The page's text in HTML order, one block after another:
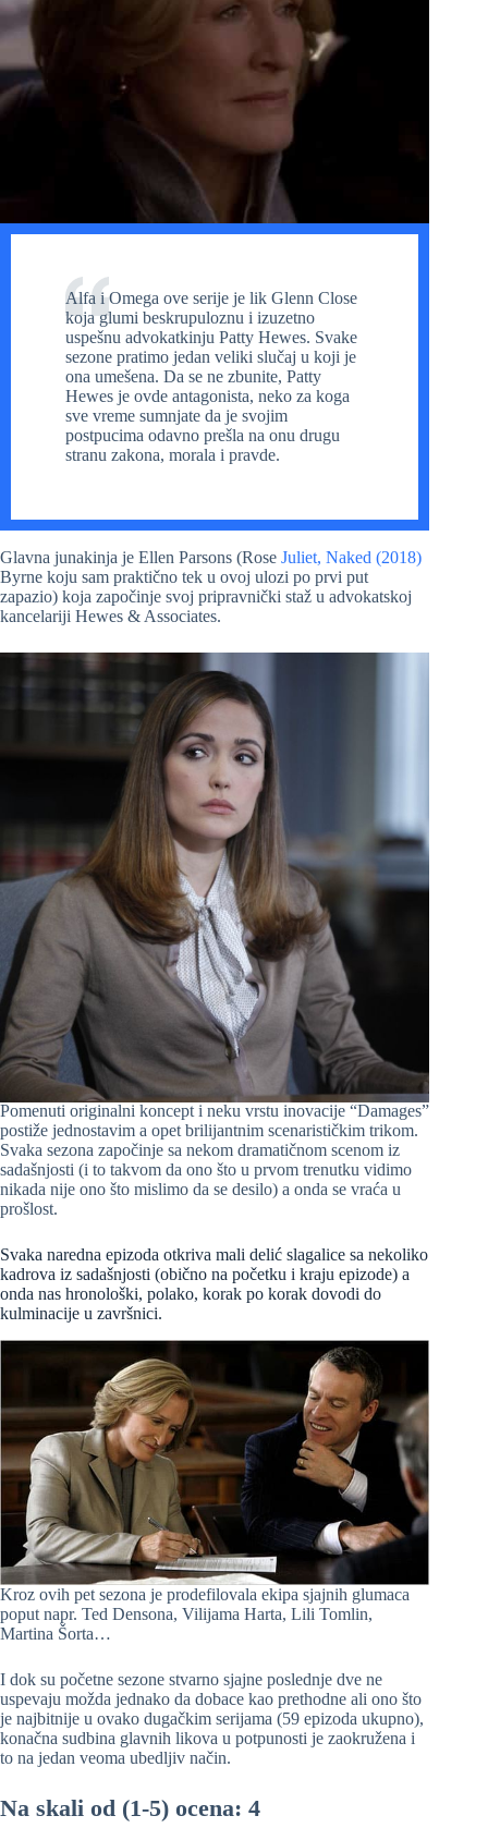
Alfa i Omega ove serije je lik Glenn Close
koja glumi beskrupuloznu i izuzetno
uspešnu advokatkinju Patty Hewes. Svake
sezone pratimo jedan veliki slučaj u koji je
ona umešena. Da se ne zbunite, Patty
Hewes je ovde antagonista, neko za koga
sve vreme sumnjate da je svojim
postpucima odavno prešla na onu drugu
stranu zakona, morala i pravde.
Glavna junakinja je Ellen Parsons (Rose Juliet, Naked (2018)
Byrne koju sam praktično tek u ovoj ulozi po prvi put
zapazio) koja započinje svoj pripravnički staž u advokatskoj
kancelariji Hewes & Associates.
Pomenuti originalni koncept i neku vrstu inovacije “Damages”
postiže jednostavim a opet brilijantnim scenarističkim trikom.
Svaka sezona započinje sa nekom dramatičnom scenom iz
sadašnjosti (i to takvom da ono što u prvom trenutku vidimo
nikada nije ono što mislimo da se desilo) a onda se vraća u
prošlost.
Svaka naredna epizoda otkriva mali delić slagalice sa nekoliko
kadrova iz sadašnjosti (obično na početku i kraju epizode) a
onda nas hronološki, polako, korak po korak dovodi do
kulminacije u završnici.
Kroz ovih pet sezona je prodefilovala ekipa sjajnih glumaca
poput napr. Ted Densona, Vilijama Harta, Lili Tomlin,
Martina Šorta…
I dok su početne sezone stvarno sjajne poslednje dve ne
uspevaju možda jednako da dobace kao prethodne ali ono što
je najbitnije u ovako dugačkim serijama (59 epizoda ukupno),
konačna sudbina glavnih likova u potpunosti je zaokružena i
to na jedan veoma ubedljiv način.
Na skali od (1-5) ocena: 4